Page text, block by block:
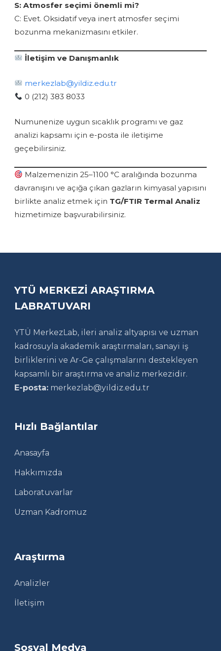
S: Atmosfer seçimi önemli mi?
C: Evet. Oksidatif veya inert atmosfer seçimi
bozunma mekanizmasını etkiler.
İletişim ve Danışmanlık
merkezlab@yildiz.edu.tr
0 (212) 383 8033
Numunenize uygun sıcaklık programı ve gaz
analizi kapsamı için e-posta ile iletişime
geçebilirsiniz.
Malzemenizin 25–1100 °C aralığında bozunma
davranışını ve açığa çıkan gazların kimyasal yapısını
birlikte analiz etmek için TG/FTIR Termal Analiz
hizmetimize başvurabilirsiniz.
YTÜ MERKEZİ ARAŞTIRMA
LABRATUVARI
YTÜ MerkezLab, ileri analiz altyapısı ve uzman
kadrosuyla akademik araştırmaları, sanayi iş
birliklerini ve Ar-Ge çalışmalarını destekleyen
kapsamlı bir araştırma ve analiz merkezidir.
E-posta: merkezlab@yildiz.edu.tr
Hızlı Bağlantılar
Anasayfa
Hakkımızda
Laboratuvarlar
Uzman Kadromuz
Araştırma
Analizler
İletişim
Sosyal Medya